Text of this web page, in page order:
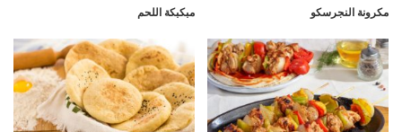
مكرونة النجرسكو مبكبكة اللحم